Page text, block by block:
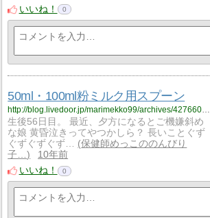
いいね！
0
50ml・100ml粉ミルク用スプーン
http://blog.livedoor.jp/marimekko99/archives/4276605.html
生後56日目。 最近、夕方になるとご機嫌斜め
な娘 黄昏泣きってやつかしら？ 長いことぐず
ぐずぐずぐず…
保健師めっこののんびり
子…
10年前
いいね！
0